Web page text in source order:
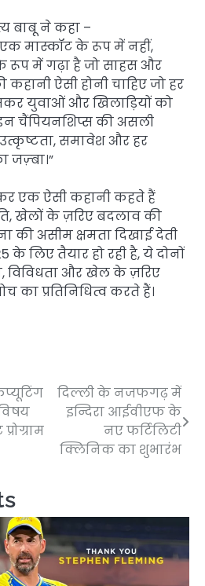
बाबू ने कहा –
एक मास्कॉट के रूप में नहीं,
रूप में गढ़ा है जो साहस और
कहानी ऐसी होनी चाहिए जो हर
युवाओं और खिलाड़ियों को
चैंपियनशिप्स की असली
उत्कृष्टता, समावेश और हर
जज़्बा।”
एक ऐसी कहानी कहते हैं
खेलों के ज़रिए बदलाव की
की असीम क्षमता दिखाई देती
लिए तैयार हो रही है, ये दोनों
विविधता और खेल के ज़रिए
का प्रतिनिधित्व करते हैं।
दिल्ली के नजफगढ़ में
इन्दिरा आईवीएफ के
नए फर्टिलिटी
क्लिनिक का शुभारंभ